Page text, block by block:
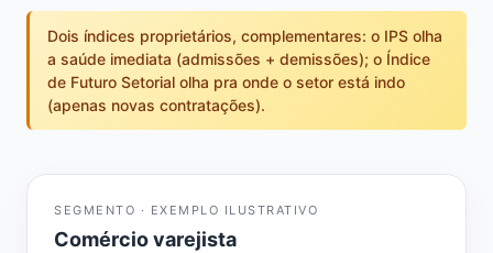
Dois índices proprietários, complementares: o IPS olha
a saúde imediata (admissões + demissões); o Índice
de Futuro Setorial olha pra onde o setor está indo
(apenas novas contratações).
SEGMENTO · EXEMPLO ILUSTRATIVO
Comércio varejista